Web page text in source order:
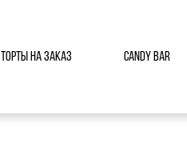
Торты на заказ Candy Bar